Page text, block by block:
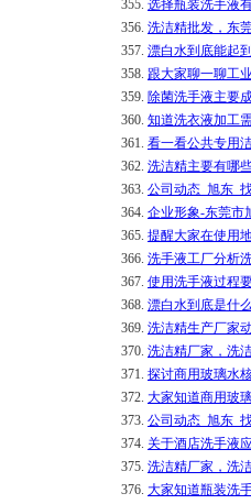
355. 选择瓶装洗手液
356. 洗洁精批发，东
357. 漂白水到底能起
358. 跟大家聊一聊工
359. 除菌洗手液主要
360. 知道洗衣液加工
361. 看一看公共专用
362. 洗洁精主要有哪
363. 公司动态_旭东_
364. 企业形象-东莞市
365. 提醒大家在使用
366. 洗手液工厂分析
367. 使用洗手液过程
368. 漂白水到底是什
369. 洗洁精生产厂家
370. 洗洁精厂家，洗
371. 探讨商用玻璃水
372. 大家知道商用玻
373. 公司动态_旭东_
374. 关于酒店洗手液
375. 洗洁精厂家，洗
376. 大家知道瓶装洗